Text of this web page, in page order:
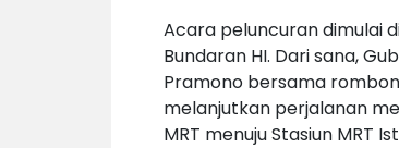
Acara peluncuran dimulai
Bundaran HI. Dari sana,
Pramono bersama
melanjutkan perjalanan
MRT menuju Stasiun MRT